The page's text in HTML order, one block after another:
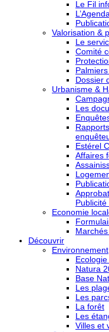
Le Fil
L’Agenda
Valorisation &
Le
Comité
Dossier
Urbanisme &
Les
Estérel
Affaires
Economie
Découvrir
Environnement
Natura
Base
Les
Les
La forêt
Les
Villes et